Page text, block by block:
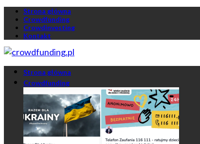
Strona główna
Crowdfunding
Crowdinvesting
Kontakt
Strona główna
Crowdfunding